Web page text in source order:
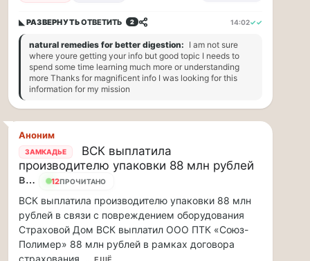
по
Москве
16.08
|
16:00
Петр
—
один
из
самых
исповедальных
русских
композиторов,
чья
музыка
стала
◣ РАЗВЕРНУТЬОТВЕТИТЬ 2 14:02✓✓
natural remedies for better digestion: I am not sure
where youre getting your info but good topic I needs to
spend some time learning much more or understanding
more Thanks for magnificent info I was looking for this
information for my mission
Аноним
ЗАМКАДЬЕ
ВСК выплатила
производителю упаковки 88 млн рублей
в…
12ПРОЧИТАНО
ВСК выплатила производителю упаковки 88 млн
рублей в связи с повреждением оборудования
Страховой Дом ВСК выплатил ООО ПТК «Союз-
Полимер» 88 млн рублей в рамках договора
страхования